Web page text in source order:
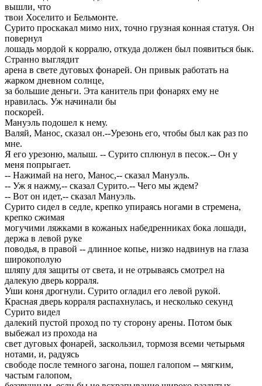
вышли, что
твои Хоселито и Бельмонте.
Сурито проскакал мимо них, точно грузная конная статуя. Он
повернул
лошадь мордой к корралю, откуда должен был появиться бык.
Странно выглядит
арена в свете дуговых фонарей. Он привык работать на
жарком дневном солнце,
за большие деньги. Эта канитель при фонарях ему не
нравилась. Уж начинали бы
поскорей.
Мануэль подошел к нему.
Валяй, Манос, сказал он.--Урезонь его, чтобы был как раз по
мне.
Я его урезоню, малыш. -- Сурито сплюнул в песок.-- Он у
меня попрыгает.
-- Нажимай на него, Манос,-- сказал Мануэль.
-- Уж я нажму,-- сказал Сурито.-- Чего мы ждем?
-- Вот он идет,-- сказал Мануэль.
Сурито сидел в седле, крепко упираясь ногами в стремена,
крепко сжимая
могучими ляжками в кожаных набедренниках бока лошади,
держа в левой руке
поводья, в правой -- длинное копье, низко надвинув на глаза
широкополую
шляпу для защиты от света, и не отрываясь смотрел на
далекую дверь корраля.
Уши коня дрогнули. Сурито огладил его левой рукой.
Красная дверь корраля распахнулась, и несколько секунд
Сурито видел
далекий пустой проход по ту сторону арены. Потом бык
выбежал из прохода на
свет дуговых фонарей, заскользил, тормозя всеми четырьмя
нотами, и, радуясь
свободе после темного загона, пошел галопом -- мягким,
частым галопом,